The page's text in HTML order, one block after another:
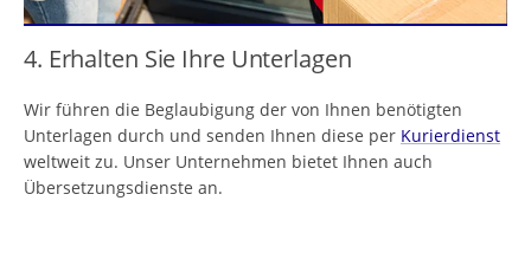
4. Erhalten Sie Ihre Unterlagen
Wir führen die Beglaubigung der von Ihnen benötigten
Unterlagen durch und senden Ihnen diese per Kurierdienst
weltweit zu. Unser Unternehmen bietet Ihnen auch
Übersetzungsdienste an.